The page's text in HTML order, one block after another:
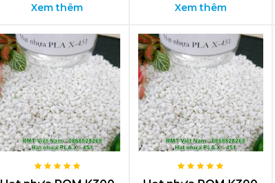
Xem thêm Xem thêm